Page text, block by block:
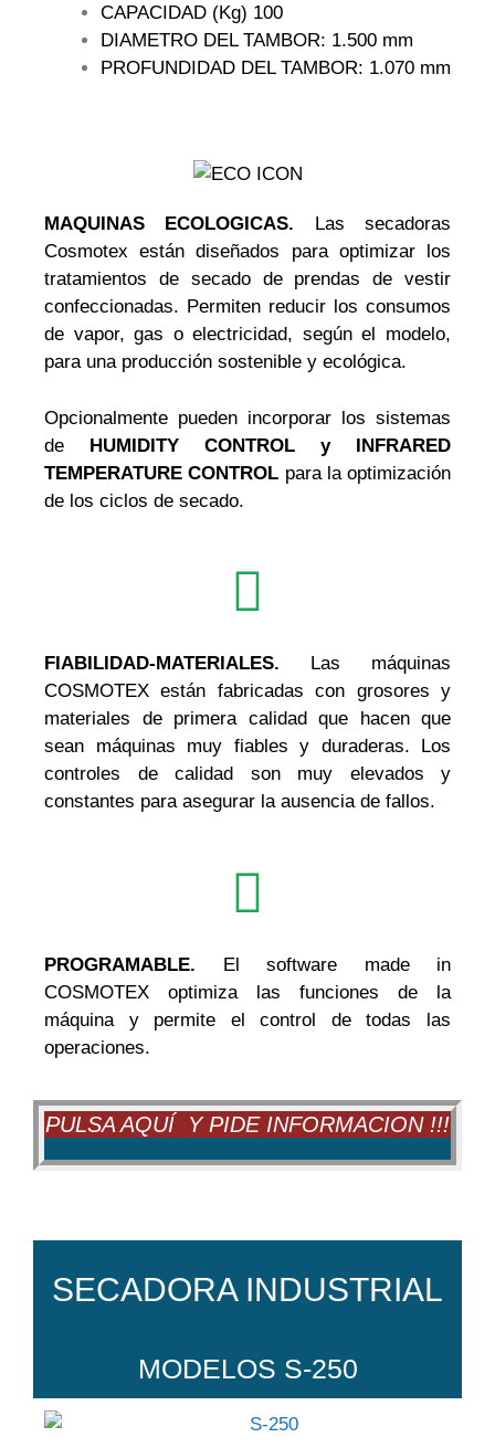
CAPACIDAD (Kg) 100
DIAMETRO DEL TAMBOR: 1.500 mm
PROFUNDIDAD DEL TAMBOR: 1.070 mm
MAQUINAS ECOLOGICAS. Las secadoras
Cosmotex están diseñados para optimizar los
tratamientos de secado de prendas de vestir
confeccionadas. Permiten reducir los consumos
de vapor, gas o electricidad, según el modelo,
para una producción sostenible y ecológica.
Opcionalmente pueden incorporar los sistemas
de HUMIDITY CONTROL y INFRARED
TEMPERATURE CONTROL para la optimización
de los ciclos de secado.
FIABILIDAD-MATERIALES. Las máquinas
COSMOTEX están fabricadas con grosores y
materiales de primera calidad que hacen que
sean máquinas muy fiables y duraderas. Los
controles de calidad son muy elevados y
constantes para asegurar la ausencia de fallos.
PROGRAMABLE. El software made in
COSMOTEX optimiza las funciones de la
máquina y permite el control de todas las
operaciones.
PULSA AQUÍ Y PIDE INFORMACION !!!
SECADORA INDUSTRIAL
MODELOS S-250